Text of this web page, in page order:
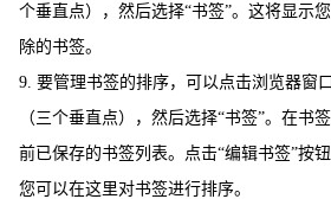
个垂直点），然后选择“书签”。这将显示
除的书签。
9. 要管理书签的排序，可以点击浏览器窗
（三个垂直点），然后选择“书签”。在书
前已保存的书签列表。点击“编辑书签”按
您可以在这里对书签进行排序。